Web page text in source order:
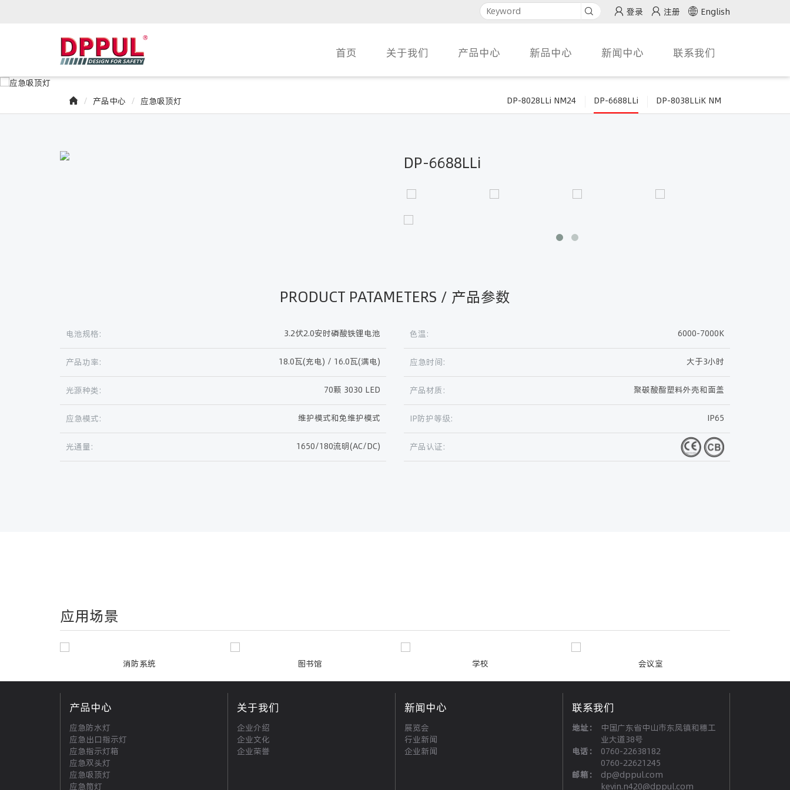
登录 注册 English
首页 关于我们 产品中心 新品中心 新闻中心 联系我们
DP-8028LLi NM24 DP-6688LLi DP-8038LLiK NM
产品中心 应急吸顶灯
DP-6688LLi
PRODUCT PATAMETERS / 产品参数
3.2伏2.0安时磷酸铁锂电池
电池规格:
18.0瓦(充电) / 16.0瓦(满电)
产品功率:
70颗 3030 LED
光源种类:
维护模式和免维护模式
应急模式:
1650/180流明(AC/DC)
光通量:
6000-7000K
色温:
大于3小时
应急时间:
聚碳酸酯塑料外壳和面盖
产品材质:
IP65
IP防护等级:
产品认证:
应用场景
消防系统 图书馆 学校 会议室
产品中心
应急防水灯
应急出口指示灯
应急指示灯箱
应急双头灯
应急吸顶灯
应急筒灯
关于我们
企业介绍
企业文化
企业荣誉
新闻中心
展览会
行业新闻
企业新闻
联系我们
地址：
中国广东省中山市东凤镇和穗工
业大道38号
电话：
0760-22638182
0760-22621245
邮箱：
dp@dppul.com
kevin.n420@dppul.com